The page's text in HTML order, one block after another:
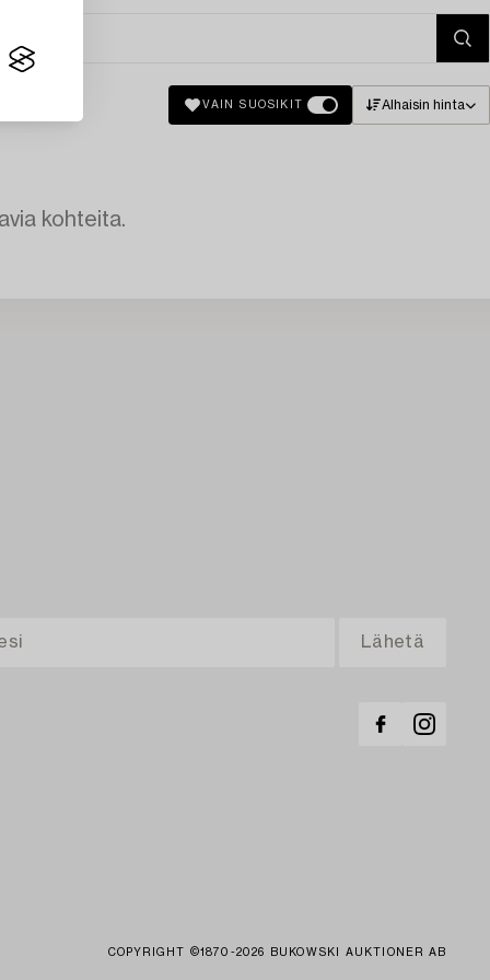
VAIN SUOSIKIT Alhaisin hinta
kohteita.
COPYRIGHT ©1870-2026 BUKOWSKI AUKTIONER AB